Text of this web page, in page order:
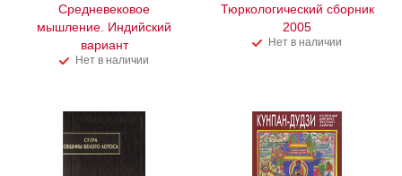
Средневековое
мышление. Индийский
вариант
Нет в наличии
Тюркологический сборник
2005
Нет в наличии